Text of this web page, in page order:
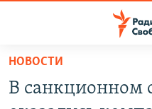
упрощенного
доступа
ПОДКАСТЫ
НОВОСТИ
В санкционном